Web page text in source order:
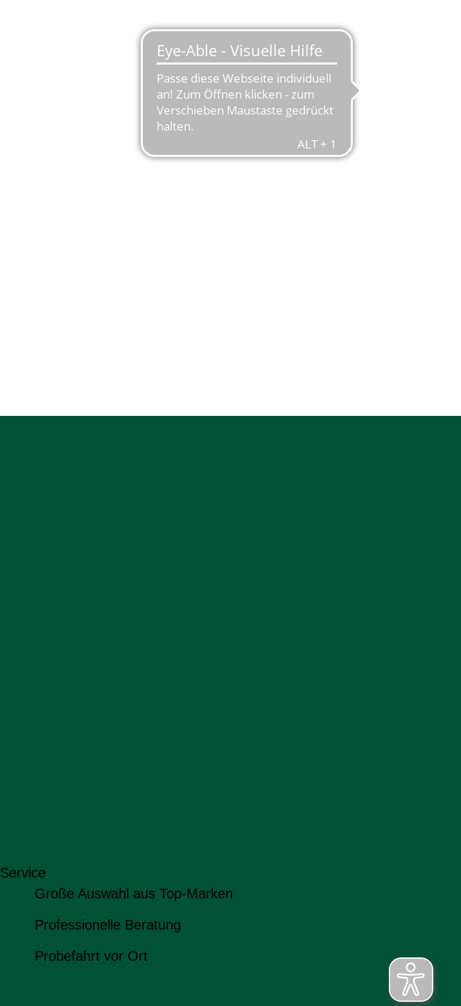
Service
Große Auswahl aus Top-Marken
Professionelle Beratung
Probefahrt vor Ort